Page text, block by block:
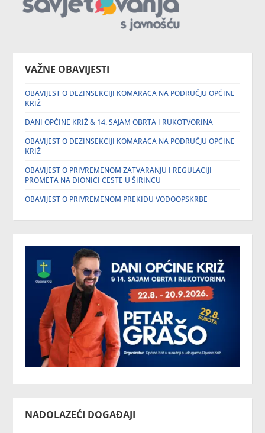
VAŽNE OBAVIJESTI
OBAVIJEST O DEZINSEKCIJI KOMARACA NA PODRUČJU OPĆINE
KRIŽ
DANI OPĆINE KRIŽ & 14. SAJAM OBRTA I RUKOTVORINA
OBAVIJEST O DEZINSEKCIJI KOMARACA NA PODRUČJU OPĆINE
KRIŽ
OBAVIJEST O PRIVREMENOM ZATVARANJU I REGULACIJI
PROMETA NA DIONICI CESTE U ŠIRINCU
OBAVIJEST O PRIVREMENOM PREKIDU VODOOPSKRBE
NADOLAZEĆI DOGAĐAJI